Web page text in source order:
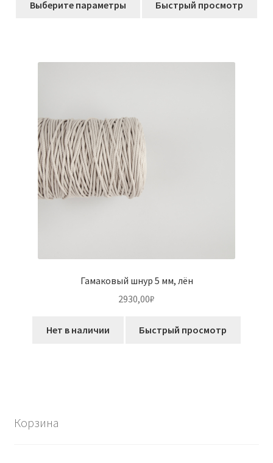
составляла2491,00₽.
Выберите параметры
странице
товара.
Быстрый просмотр
Гамаковый шнур 5 мм, лён
2930,00₽
Нет в наличии Быстрый просмотр
Корзина